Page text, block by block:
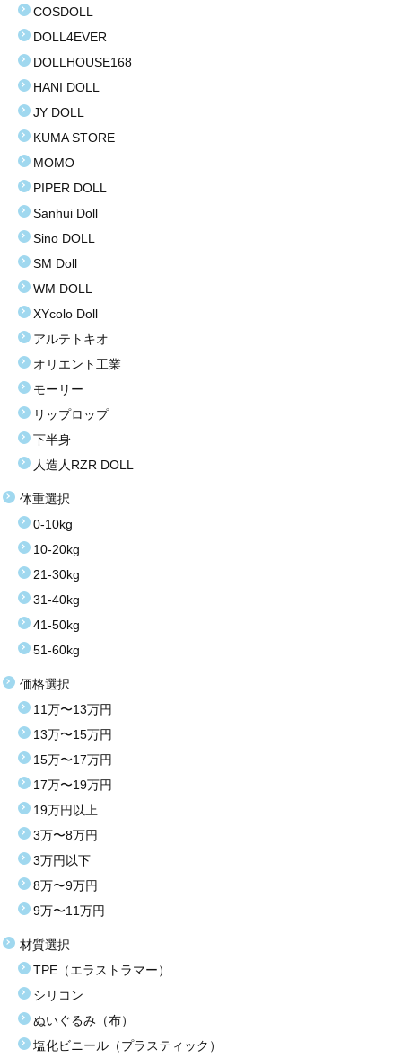
8万〜9万円
9万〜11万円
11万〜13万円
13万〜15万円
15万〜17万円
17万〜19万円
19万円以上
お買い得商品
お問い合わせ
COSDOLL
DOLL4EVER
DOLLHOUSE168
HANI DOLL
JY DOLL
KUMA STORE
MOMO
PIPER DOLL
Sanhui Doll
Sino DOLL
SM Doll
WM DOLL
XYcolo Doll
アルテトキオ
オリエント工業
モーリー
リップロップ
下半身
人造人RZR DOLL
体重選択
0-10kg
10-20kg
21-30kg
31-40kg
41-50kg
51-60kg
価格選択
11万〜13万円
13万〜15万円
15万〜17万円
17万〜19万円
19万円以上
3万〜8万円
3万円以下
8万〜9万円
9万〜11万円
材質選択
TPE（エラストラマー）
シリコン
ぬいぐるみ（布）
塩化ビニール（プラスティック）